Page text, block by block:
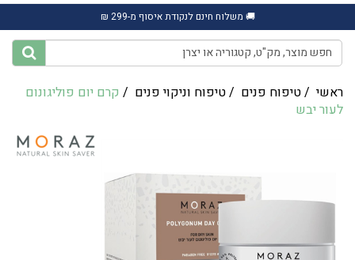
🚚 משלוח חינם לנקודת איסוף מ-299 ₪
ראשי /טיפוח פנים /טיפוח וניקוי פנים / ‎קרם יום פוליגונום
לעור יבש